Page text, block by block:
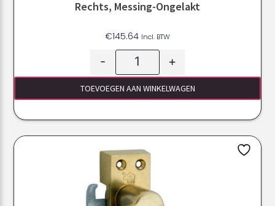
Rechts, Messing-Ongelakt
€145.64 Incl. BTW
- +
TOEVOEGEN AAN WINKELWAGEN